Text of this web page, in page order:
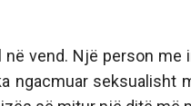
vend. Një person me
ngacmuar seksualisht